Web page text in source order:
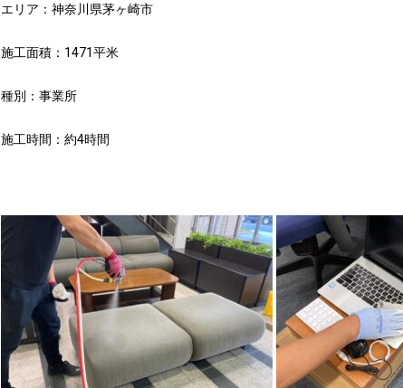
エリア：神奈川県茅ヶ崎市
施工面積：1471平米
種別：事業所
施工時間：約4時間